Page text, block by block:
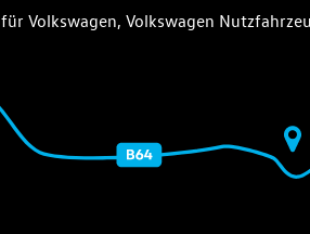
für Volkswagen, Volkswagen